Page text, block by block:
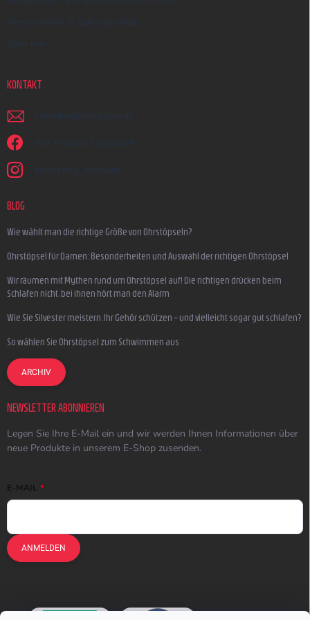
Versandarten & Zahlungsarten
Über uns
KONTAKT
schreiben @ earplugs.at
Wir sind auf Facebook!
earmazing_earplugs
BLOG
Wie wählt man die richtige Größe von Ohrstöpseln?
Ohrstöpsel für Damen: Besonderheiten und Auswahl der richtigen Ohrstöpsel
Wir räumen mit Mythen rund um Ohrstöpsel auf! Die richtigen drücken beim
Schlafen nicht, bei ihnen hört man den Alarm
Wie Sie Silvester meistern, Ihr Gehör schützen – und vielleicht sogar gut schlafen?
So wählen Sie Ohrstöpsel zum Schwimmen aus
ARCHIV
NEWSLETTER ABONNIEREN
Legen Sie Ihre E-Mail ein und wir werden Ihnen Informationen über
neue Produkte in unserem E-Shop zusenden.
E-MAIL
ANMELDEN